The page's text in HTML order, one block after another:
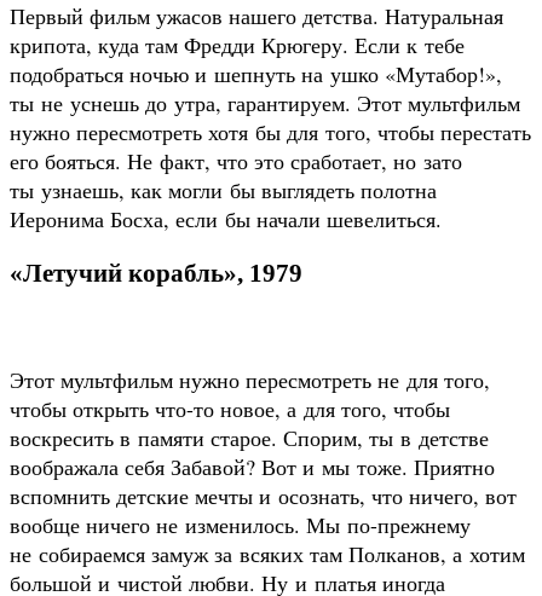
Первый фильм ужасов нашего детства. Натуральная
крипота, куда там Фредди Крюгеру. Если к тебе
подобраться ночью и шепнуть на ушко «Мутабор!»,
ты не уснешь до утра, гарантируем. Этот мультфильм
нужно пересмотреть хотя бы для того, чтобы перестать
его бояться. Не факт, что это сработает, но зато
ты узнаешь, как могли бы выглядеть полотна
Иеронима Босха, если бы начали шевелиться.
«Летучий корабль», 1979
Этот мультфильм нужно пересмотреть не для того,
чтобы открыть что-то новое, а для того, чтобы
воскресить в памяти старое. Спорим, ты в детстве
воображала себя Забавой? Вот и мы тоже. Приятно
вспомнить детские мечты и осознать, что ничего, вот
вообще ничего не изменилось. Мы по-прежнему
не собираемся замуж за всяких там Полканов, а хотим
большой и чистой любви. Ну и платья иногда